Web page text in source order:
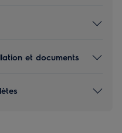
et documents